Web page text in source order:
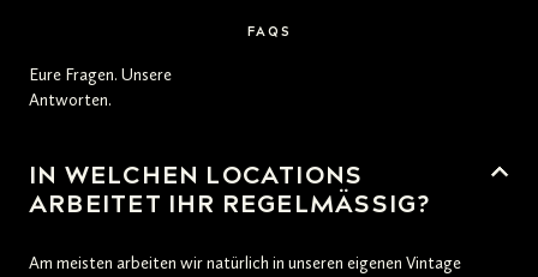
FAQS
Eure Fragen. Unsere
Antworten.
IN WELCHEN LOCATIONS
ARBEITET IHR REGELMÄSSIG?
Am meisten arbeiten wir natürlich in unseren eigenen Vintage